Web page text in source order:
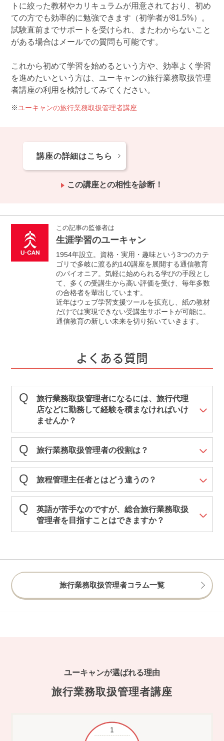
トに絞った教材やカリキュラムが用意されており、初め
ての方でも効率的に勉強できます（初学者が81.5%）。
試験直前までサポートを受けられ、またわからないこと
がある場合はメールでの質問も可能です。
これから初めて学習を始めるという方や、効率よく学習
を進めたいという方は、ユーキャンの旅行業務取扱管理
者講座の利用を検討してみてください。
ユーキャンの旅行業務取扱管理者講座
講座の詳細はこちら
この講座との相性を診断！
この記事の監修者は
生涯学習のユーキャン
1954年設立。資格・実用・趣味という3つのカテ
ゴリで多岐に渡る約140講座を展開する通信教育
のパイオニア。気軽に始められる学びの手段とし
て、多くの受講生から高い評価を受け、毎年多数
の合格者を輩出しています。
近年はウェブ学習支援ツールを拡充し、紙の教材
だけでは実現できない受講生サポートが可能に。
通信教育の新しい未来を切り拓いていきます。
よくある質問
旅行業務取扱管理者になるには、旅行代理
店などに勤務して経験を積まなければいけ
ませんか？
旅行業務取扱管理者の役割は？
旅程管理主任者とはどう違うの？
英語が苦手なのですが、総合旅行業務取扱
管理者を目指すことはできますか？
旅行業務取扱管理者コラム一覧
ユーキャンが選ばれる理由
旅行業務取扱管理者講座